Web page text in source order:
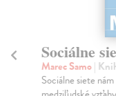
Sociálne
Marec Samo|
Sociálne siete